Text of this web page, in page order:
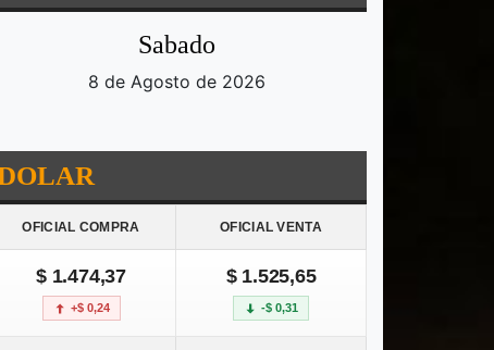
Sabado
8 de Agosto de 2026
OFICIAL COMPRA OFICIAL VENTA
$ 1.474,37
+$ 0,24
$ 1.525,65
-$ 0,31